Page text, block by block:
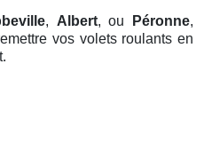
, Albert, ou Péronne,
vos volets roulants en